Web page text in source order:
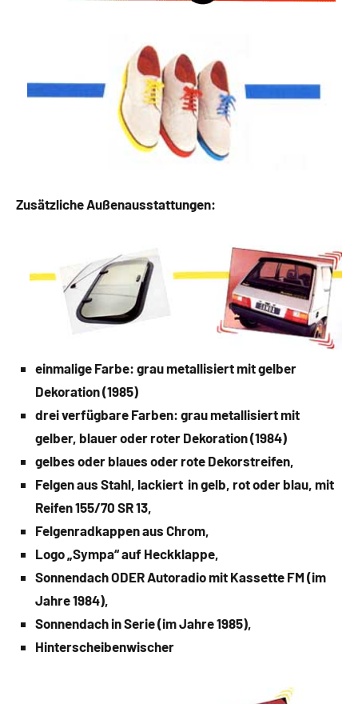
Zusätzliche Außenausstattungen:
einmalige Farbe: grau metallisiert mit gelber
Dekoration (1985)
drei verfügbare Farben: grau metallisiert mit
gelber, blauer oder roter Dekoration (1984)
gelbes oder blaues oder rote Dekorstreifen,
Felgen aus Stahl, lackiert in gelb, rot oder blau, mit
Reifen 155/70 SR 13,
Felgenradkappen aus Chrom,
Logo „Sympa“ auf Heckklappe,
Sonnendach ODER Autoradio mit Kassette FM (im
Jahre 1984),
Sonnendach in Serie (im Jahre 1985),
Hinterscheibenwischer